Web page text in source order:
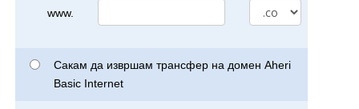
www.
Сакам да извршам трансфер на домен Aheri
Basic Internet